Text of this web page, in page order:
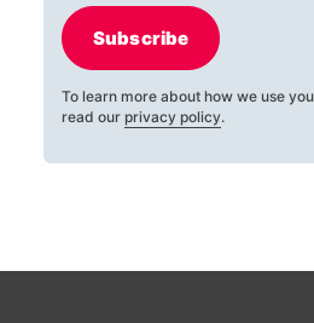
Subscribe
To learn more about how we use
read our privacy policy.